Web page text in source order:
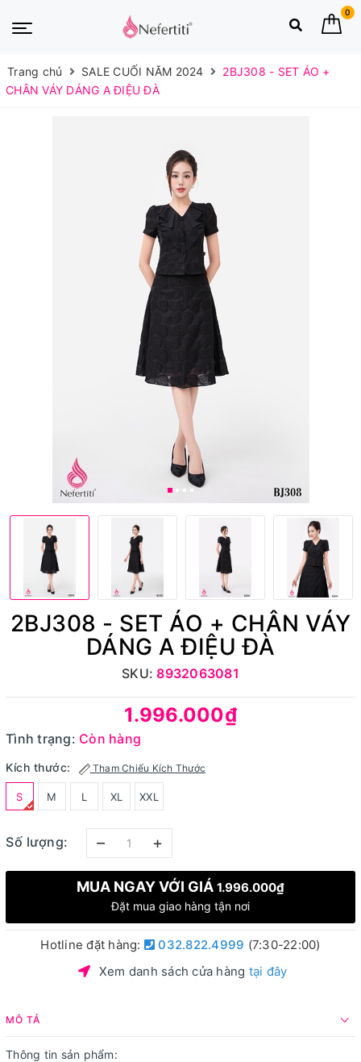
0
Trang chủ SALE CUỐI NĂM 2024
2BJ308 - SET ÁO +
CHÂN VÁY DÁNG A ĐIỆU ĐÀ
2BJ308 - SET ÁO + CHÂN VÁY
DÁNG A ĐIỆU ĐÀ
SKU:8932063081
1.996.000₫
Tình trạng: Còn hàng
Kích thước: Tham Chiếu Kích Thước
S M L XL XXL
Số lượng: – +
MUA NGAY VỚI GIÁ 1.996.000₫
Đặt mua giao hàng tận nơi
Hotline đặt hàng: 032.822.4999 (7:30-22:00)
Xem danh sách cửa hàng tại đây
MÔ TẢ
Thông tin sản phẩm: